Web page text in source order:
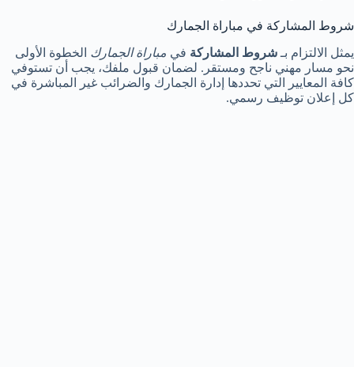
شروط المشاركة في مباراة الجمارك
يمثل الالتزام بـ شروط المشاركة في مباراة الجمارك الخطوة الأولى
نحو مسار مهني ناجح ومستقر. لضمان قبول ملفك، يجب أن تستوفي
كافة المعايير التي تحددها إدارة الجمارك والضرائب غير المباشرة في
كل إعلان توظيف رسمي.